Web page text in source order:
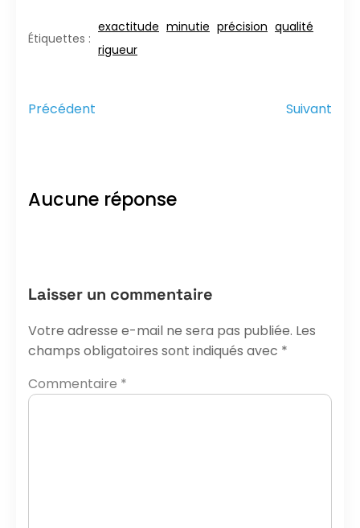
Étiquettes :
exactitude minutie précision qualité
rigueur
Précédent Suivant
Aucune réponse
Laisser un commentaire
Votre adresse e-mail ne sera pas publiée. Les
champs obligatoires sont indiqués avec *
Commentaire *